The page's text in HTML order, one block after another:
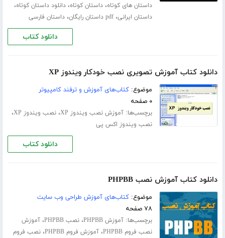
داستان های کوتاه،داستان کوتاه،دانلود داستان کوتاه،
داستان ایرانی،pdf داستان رایگان ،داستان فارسی
دانلود کتاب
دانلود کتاب آموزش تصویری نصب خودکار ویندوز XP
موضوع:کتاب‌های آموزش و ترفند کامپیوتر
۰ صفحه
برچسب‌ها:آموزش نصب ویندوز XP ،نصب ویندوز XP ،
نصب ویندوز اکس پی
دانلود کتاب
دانلود کتاب آموزش نصب PHPBB
موضوع:کتاب‌های آموزش طراحی وب سایت
۷۸ صفحه
برچسب‌ها:آموزش PHPBB ،نصب PHPBB ،آموزش
نصب فروم PHPBB
،آموزش فروم PHPBB ،نصب فروم